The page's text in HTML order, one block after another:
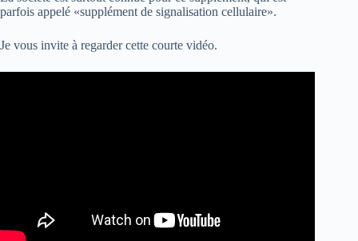
parfois appelé «supplément de signalisation cellulaire».
Je vous invite à regarder cette courte vidéo.